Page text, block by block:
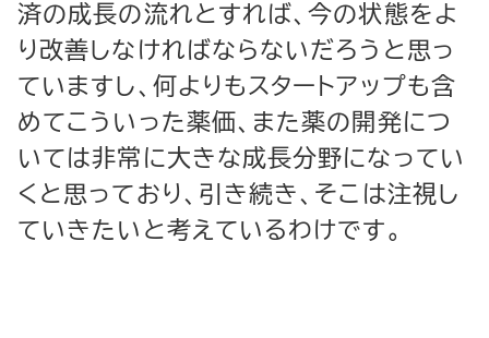
済の成長の流れとすれば、今の状態をよ
り改善しなければならないだろうと思っ
ていますし、何よりもスタートアップも含
めてこういった薬価、また薬の開発につ
いては非常に大きな成長分野になってい
くと思っており、引き続き、そこは注視し
ていきたいと考えているわけです。